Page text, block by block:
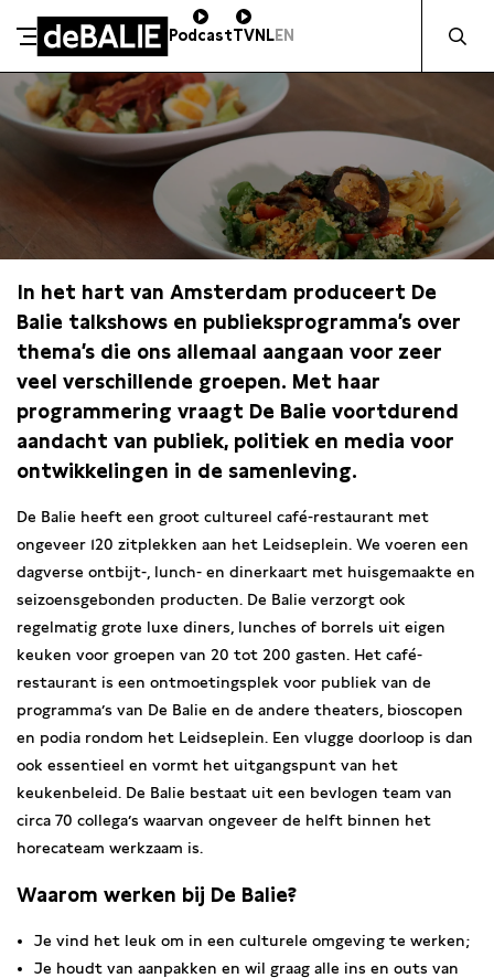
Meteen naar de content
De Balie
PodcastTVNLEN
In het hart van Amsterdam produceert De
Balie talkshows en publieksprogramma’s over
thema’s die ons allemaal aangaan voor zeer
veel verschillende groepen. Met haar
programmering vraagt De Balie voortdurend
aandacht van publiek, politiek en media voor
ontwikkelingen in de samenleving.
De Balie heeft een groot cultureel café-restaurant met
ongeveer 120 zitplekken aan het Leidseplein. We voeren een
dagverse ontbijt-, lunch- en dinerkaart met huisgemaakte en
seizoensgebonden producten. De Balie verzorgt ook
regelmatig grote luxe diners, lunches of borrels uit eigen
keuken voor groepen van 20 tot 200 gasten. Het café-
restaurant is een ontmoetingsplek voor publiek van de
programma’s van De Balie en de andere theaters, bioscopen
en podia rondom het Leidseplein. Een vlugge doorloop is dan
ook essentieel en vormt het uitgangspunt van het
keukenbeleid. De Balie bestaat uit een bevlogen team van
circa 70 collega’s waarvan ongeveer de helft binnen het
horecateam werkzaam is.
Waarom werken bij De Balie?
Je vind het leuk om in een culturele omgeving te werken;
Je houdt van aanpakken en wil graag alle ins en outs van